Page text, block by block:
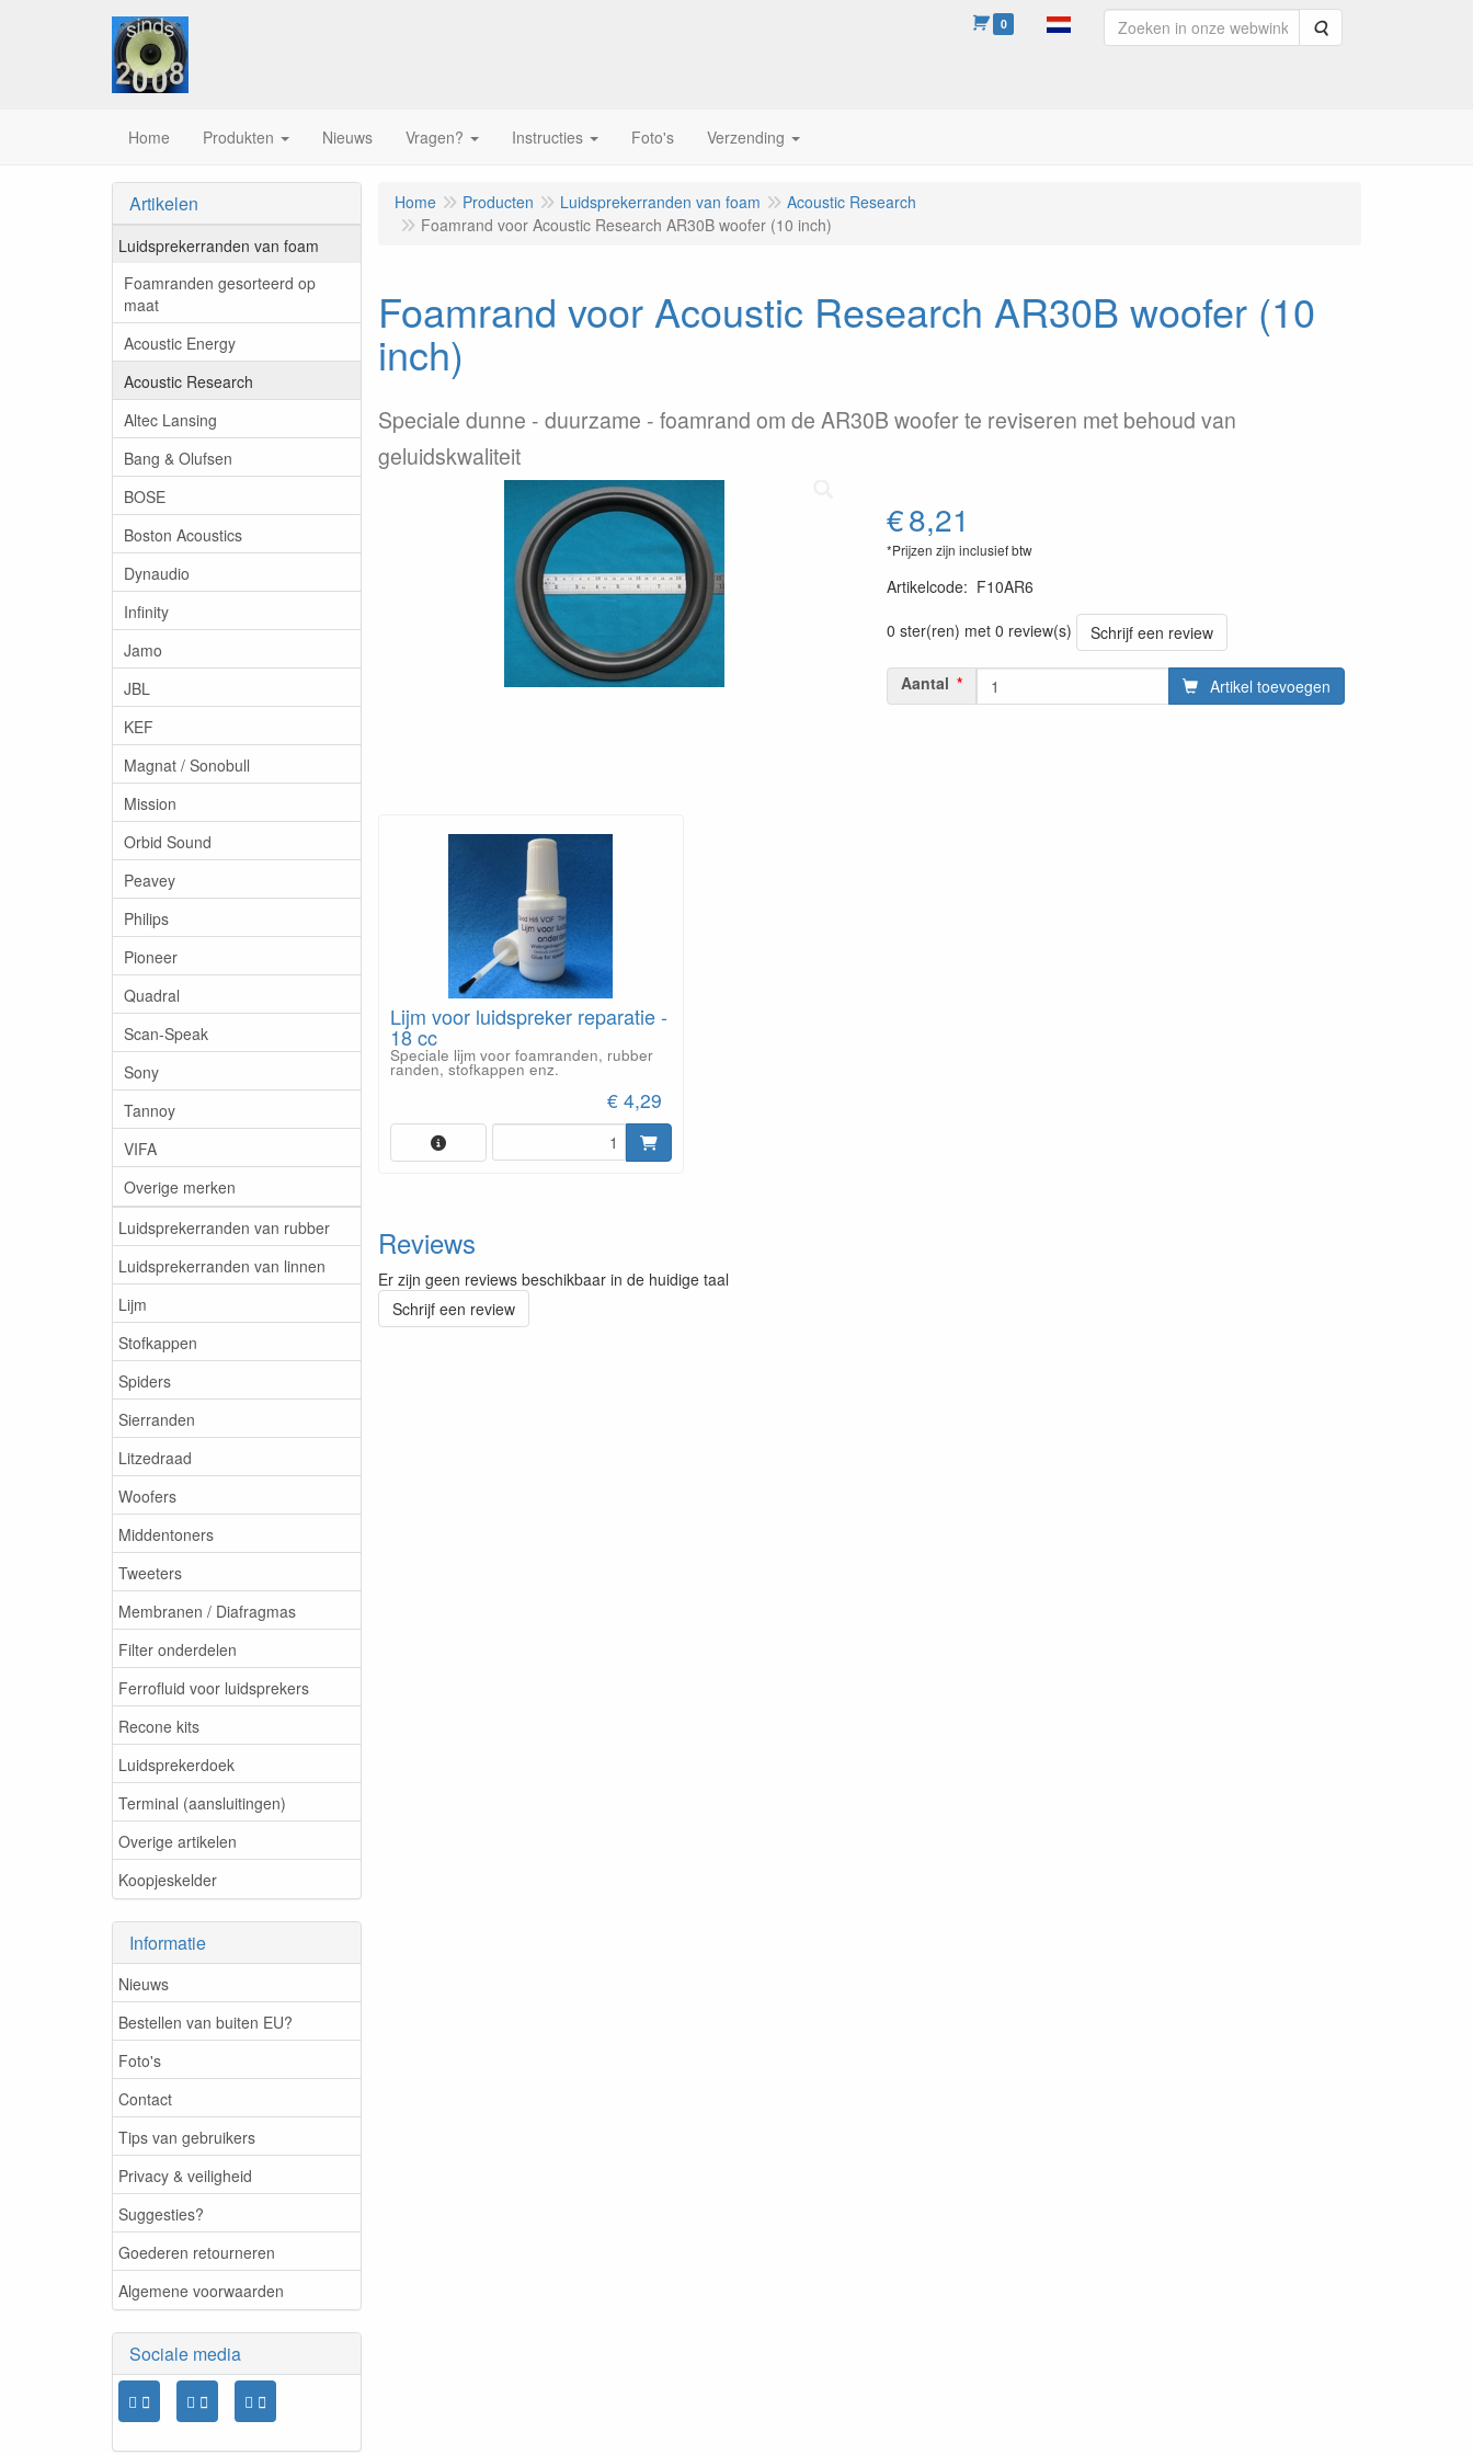
0 Zoeken
Home Produkten Nieuws Vragen? Instructies Foto's Verzending
Artikelen
Luidsprekerranden van foam
Foamranden gesorteerd op
maat
Acoustic Energy
Acoustic Research
Altec Lansing
Bang & Olufsen
BOSE
Boston Acoustics
Dynaudio
Infinity
Jamo
JBL
KEF
Magnat / Sonobull
Mission
Orbid Sound
Peavey
Philips
Pioneer
Quadral
Scan-Speak
Sony
Tannoy
VIFA
Overige merken
Luidsprekerranden van rubber
Luidsprekerranden van linnen
Lijm
Stofkappen
Spiders
Sierranden
Litzedraad
Woofers
Middentoners
Tweeters
Membranen / Diafragmas
Filter onderdelen
Ferrofluid voor luidsprekers
Recone kits
Luidsprekerdoek
Terminal (aansluitingen)
Overige artikelen
Koopjeskelder
Informatie
Nieuws
Bestellen van buiten EU?
Foto's
Contact
Tips van gebruikers
Privacy & veiligheid
Suggesties?
Goederen retourneren
Algemene voorwaarden
Sociale media
Home Producten Luidsprekerranden van foam
Acoustic Research
Foamrand voor Acoustic Research AR30B woofer (10 inch)
Foamrand voor Acoustic Research AR30B woofer (10
inch)
Speciale dunne - duurzame - foamrand om de AR30B woofer te reviseren met behoud van
geluidskwaliteit
€8,21
*Prijzen zijn inclusief btw
Artikelcode: F10AR6
0 ster(ren) met 0 review(s)
Schrijf een review
Aantal Artikel toevoegen
Lijm voor luidspreker reparatie -
18 cc
Speciale lijm voor foamranden, rubber
randen, stofkappen enz.
€ 4,29
Reviews
Er zijn geen reviews beschikbaar in de huidige taal
Schrijf een review